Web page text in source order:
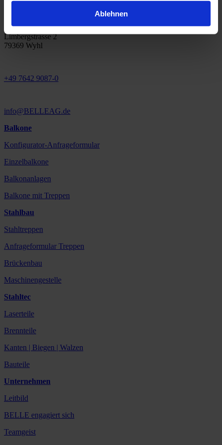
Ablehnen
BELLE AG
Limbergstrasse 2
79369 Wyhl
+49 7642 9087-0
info@BELLEAG.de
Balkone
Konfigurator-Anfrageformular
Einzelbalkone
Balkonanlagen
Balkone mit Treppen
Stahlbau
Stahltreppen
Anfrageformular Treppen
Brückenbau
Maschinengestelle
Stahltec
Laserteile
Brennteile
Kanten | Biegen | Walzen
Bauteile
Unternehmen
Leitbild
BELLE engagiert sich
Teamgeist